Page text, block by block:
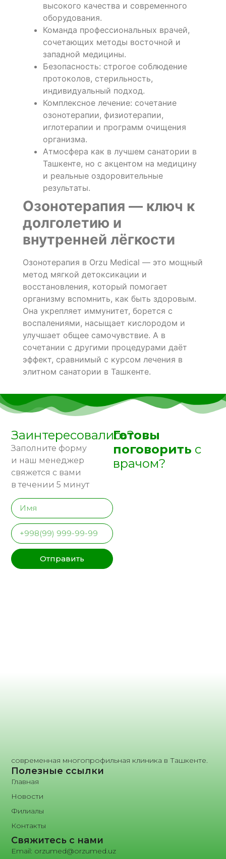
высокого качества и современного
оборудования.
Команда профессиональных врачей,
сочетающих методы восточной и
западной медицины.
Безопасность: строгое соблюдение
протоколов, стерильность,
индивидуальный подход.
Комплексное лечение: сочетание
озонотерапии, физиотерапии,
иглотерапии и программ очищения
организма.
Атмосфера как в лучшем санатории в
Ташкенте, но с акцентом на медицину
и реальные оздоровительные
результаты.
Озонотерапия — ключ к
долголетию и
внутренней лёгкости
Озонотерапия в Orzu Medical — это мощный
метод мягкой детоксикации и
восстановления, который помогает
организму вспомнить, как быть здоровым.
Она укрепляет иммунитет, борется с
воспалениями, насыщает кислородом и
улучшает общее самочувствие. А в
сочетании с другими процедурами даёт
эффект, сравнимый с курсом лечения в
элитном санатории в Ташкенте.
Заинтересовались?
Заполните форму
и наш менеджер
свяжется с вами
в течении 5 минут
Отправить
Готовы
поговорить с
врачом?
современная многопрофильная клиника в Ташкенте.
Полезные ссылки
Главная
Новости
Филиалы
Контакты
Свяжитесь с нами
Email: orzumed@orzumed.uz